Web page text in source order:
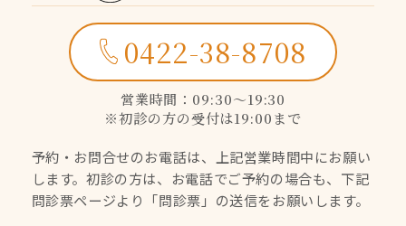
0422-38-8708
営業時間：09:30〜19:30
※初診の方の受付は19:00まで
予約・お問合せのお電話は、上記営業時間中にお願い
します。初診の方は、お電話でご予約の場合も、下記
問診票ページより 「問診票」の送信をお願いします。